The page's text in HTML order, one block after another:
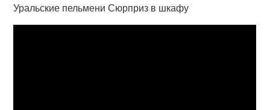
Уральские пельмени Сюрприз в шкафу